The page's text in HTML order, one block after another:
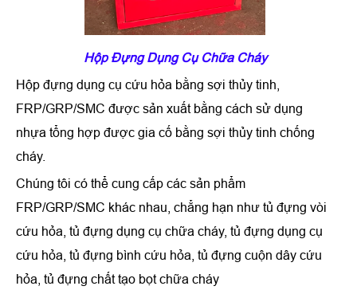
Hộp Đựng Dụng Cụ Chữa Cháy
Hộp đựng dụng cụ cứu hỏa bằng sợi thủy tinh,
FRP/GRP/SMC được sản xuất bằng cách sử dụng
nhựa tổng hợp được gia cố bằng sợi thủy tinh chống
cháy.
Chúng tôi có thể cung cấp các sản phẩm
FRP/GRP/SMC khác nhau, chẳng hạn như tủ đựng vòi
cứu hỏa, tủ đựng dụng cụ chữa cháy, tủ đựng dụng cụ
cứu hỏa, tủ đựng bình cứu hỏa, tủ đựng cuộn dây cứu
hỏa, tủ đựng chất tạo bọt chữa cháy